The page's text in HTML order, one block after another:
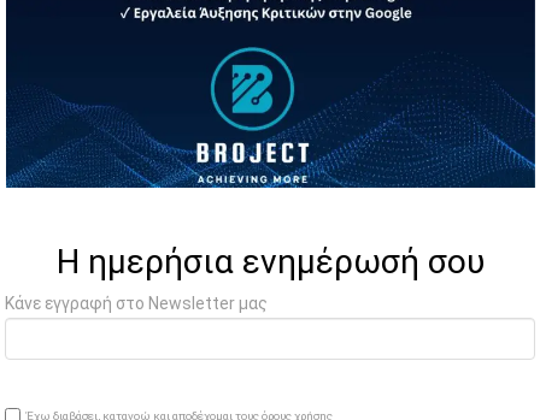
Η ημερήσια ενημέρωσή σου
Κάνε εγγραφή στο Newsletter μας
Έχω διαβάσει, κατανοώ και αποδέχομαι τους όρους χρήσης